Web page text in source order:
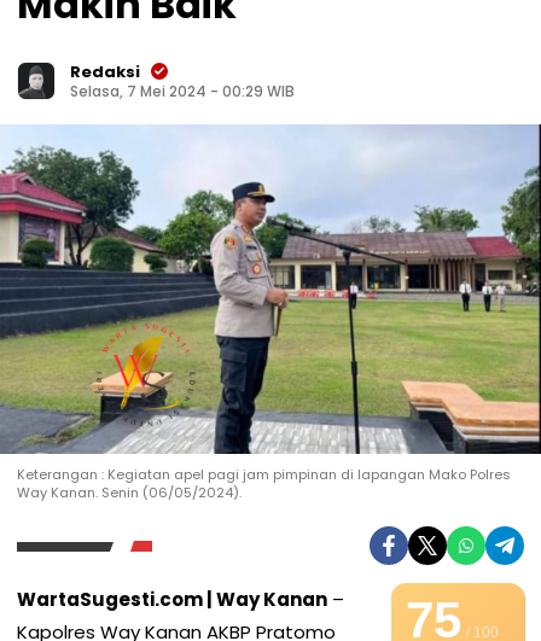
Redaksi
Selasa, 7 Mei 2024 - 00:29 WIB
Keterangan : Kegiatan apel pagi jam pimpinan di lapangan Mako Polres
Way Kanan. Senin (06/05/2024).
75/ 100
WartaSugesti.com| Way Kanan –
Kapolres Way Kanan AKBP Pratomo